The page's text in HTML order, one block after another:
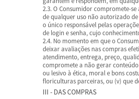
2.3. O Consumidor compromete-
de qualquer uso não autorizado
o único responsável pelas
de login e senha, cujo
2.4. No momento em que o
deixar avaliações nas compras
atendimento, entrega, preço,
compromete a não gerar
ou lesivo à ética, moral e bons
floriculturas parceiras, ou (v) que
III - DAS COMPRAS